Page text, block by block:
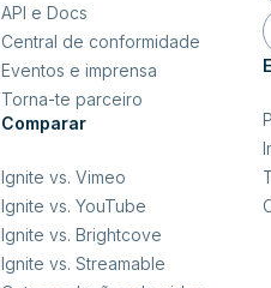
API e Docs
Central de conformidade
Eventos e imprensa
Torna-te parceiro
Comparar
Ignite vs. Vimeo
Ignite vs. YouTube
Ignite vs. Brightcove
Ignite vs. Streamable